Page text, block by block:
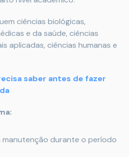
ciências biológicas,
e da saúde, ciências
aplicadas, ciências humanas e
saber antes de fazer
manutenção durante o período